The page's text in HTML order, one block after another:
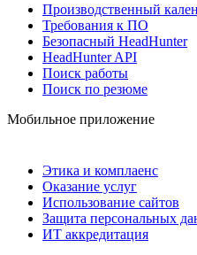
Производственный
Требования к ПО
Безопасный HeadHunter
HeadHunter API
Поиск работы
Поиск по резюме
Мобильное приложение
Этика и комплаенс
Оказание услуг
Использование сайтов
Защита персональных
ИТ аккредитация